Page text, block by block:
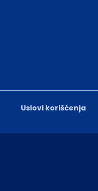
Uslovi korišćenja